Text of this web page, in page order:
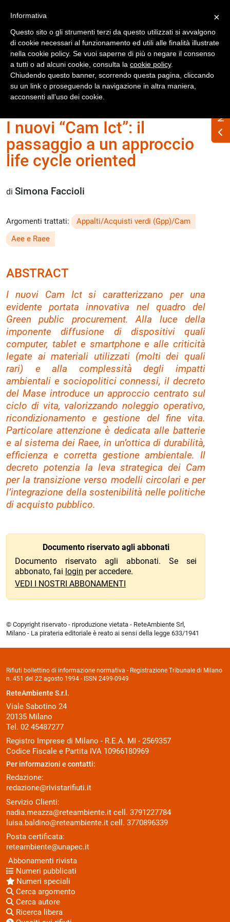
Accedi
Home Numero Rifiuti n. 349 maggio 2026
I nuovi “Cam Ict”: il
passaggio a un approccio
life cycle oriented
di Simona Faccioli
Argomenti trattati:
Appalti/Acquisti verdi (Gpp)/Cam
Aee e Raee
ABSTRACT
I nuovi Cam Ict si caratterizzano per una
evidente portata innovativa nel quadro del
Green public procurement. Alla luce della
imponente diffusione di dispositivi quali
computer, tablet e smartphone e alle criticità
legate ai materiali utilizzati (molti dei quali
rari) e alla complessità degli impatti
ambientali e sociopolitici connessi, il decreto
del Mase introduce un approccio centrato sul
ciclo di vita, valorizzando noleggio operativo,
ricondizionamento e gestione del fine vita.
Particolare attenzione è dedicata alle batterie
e al sistema dei Raee, in un’ottica di durabilità,
efficienza e corretta gestione ambientale. Il
decreto potenzia la leva strategica dei Cam
per la transizione verso modelli circolari e per
l’integrazione della sostenibilità nelle politiche
di acquisto pubblico.
Documento riservato agli abbonati
Documento riservato agli abbonati. Se sei
abbonato, fai login per accedere.
VEDI I NOSTRI ABBONAMENTI
© Copyright riservato - riproduzione vietata - ReteAmbiente Srl,
Milano - La pirateria editoriale è reato ai sensi della legge 633/1941
Rifiuti bollettino di informazione normativa - Registrazione Tribunale di Milano
n. 451 del 22 agosto 1994 - ISSN 2499-0949
ReteAmbiente S.r.l.
Viale Sabotino 24
20135 Milano
Tel. 02 45487277
Registro Imprese di Milano - R.E.A. MI - 2569357
Codice Fiscale e Partita IVA 10966180969
Per informazioni e contatti:
Redazione:
redazione@rivistarifiuti.it
Servizio Clienti:
nadia.meazza@reteambiente.it cell. 3791227784
luisa.baldino@reteambiente.it cell. 3770896339
Posta certificata:
reteambiente@unapec.it
Abbonamenti rivista
Numeri pubblicati
Numeri speciali
Cerca argomento
Cerca autore
Ricerca libera
×
Informativa
Questo sito o gli strumenti terzi da questo utilizzati si avvalgono
di cookie necessari al funzionamento ed utili alle finalità illustrate
nella cookie policy. Se vuoi saperne di più o negare il consenso
a tutti o ad alcuni cookie, consulta la cookie policy.
Chiudendo questo banner, scorrendo questa pagina, cliccando
su un link o proseguendo la navigazione in altra maniera,
acconsenti all’uso dei cookie.